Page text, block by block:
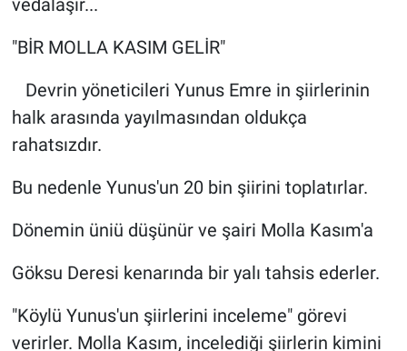
vedalaşır...
"BİR MOLLA KASIM GELİR"
Devrin yöneticileri Yunus Emre in şiirlerinin
halk arasında yayılmasından oldukça
rahatsızdır.
Bu nedenle Yunus'un 20 bin şiirini toplatırlar.
Dönemin üniü düşünür ve şairi Molla Kasım'a
Göksu Deresi kenarında bir yalı tahsis ederler.
"Köylü Yunus'un şiirlerini inceleme" görevi
verirler. Molla Kasım, incelediği şiirlerin kimini